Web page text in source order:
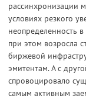
рассинхронизации
условиях резкого
неопределенность
при этом возросла
биржевой
эмитентам. А с
спровоцировало
самым активным